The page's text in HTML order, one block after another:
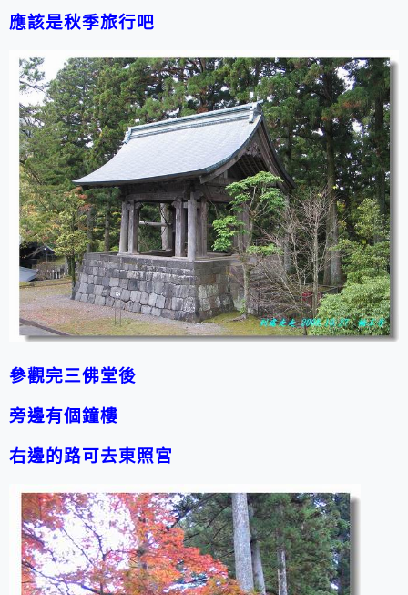
應該是秋季旅行吧
參觀完三佛堂後
旁邊有個鐘樓
右邊的路可去東照宮